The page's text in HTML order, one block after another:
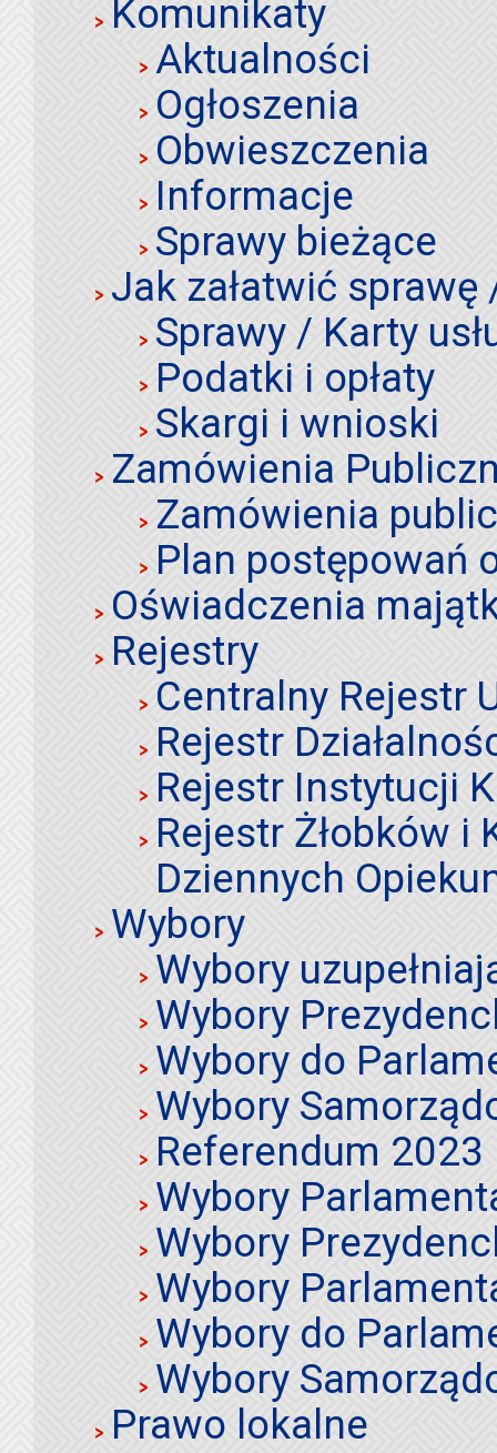
Komunikaty
Aktualności
Ogłoszenia
Obwieszczenia
Informacje
Sprawy bieżące
Jak załatwić sprawę
Sprawy / Karty
Podatki i opłaty
Skargi i wnioski
Zamówienia
Zamówienia
Plan postępowań
Oświadczenia
Rejestry
Centralny Rejestr
Rejestr
Rejestr Instytucji
Rejestr Żłobków i
Dziennych
Wybory
Wybory
Wybory
Wybory do
Wybory
Referendum 2023
Wybory
Wybory
Wybory
Wybory do
Wybory
Prawo lokalne